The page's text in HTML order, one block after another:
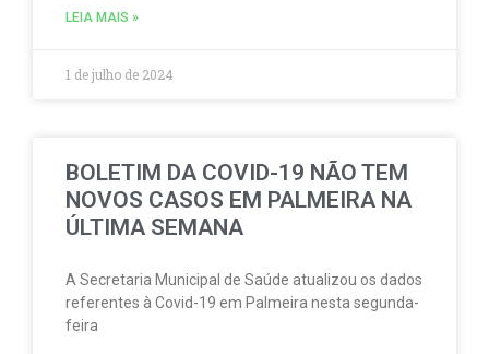
LEIA MAIS »
1 de julho de 2024
BOLETIM DA COVID-19 NÃO TEM
NOVOS CASOS EM PALMEIRA NA
ÚLTIMA SEMANA
A Secretaria Municipal de Saúde atualizou os dados
referentes à Covid-19 em Palmeira nesta segunda-
feira